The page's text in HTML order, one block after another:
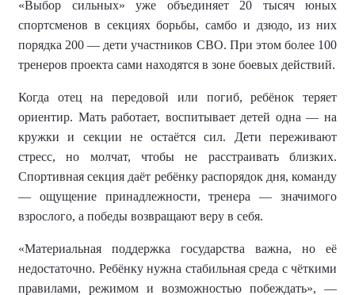
«Выбор сильных» уже объединяет 20 тысяч юных
спортсменов в секциях борьбы, самбо и дзюдо, из них
порядка 200 — дети участников СВО. При этом более 100
тренеров проекта сами находятся в зоне боевых действий.
Когда отец на передовой или погиб, ребёнок теряет
ориентир. Мать работает, воспитывает детей одна — на
кружки и секции не остаётся сил. Дети переживают
стресс, но молчат, чтобы не расстраивать близких.
Спортивная секция даёт ребёнку распорядок дня, команду
— ощущение принадлежности, тренера — значимого
взрослого, а победы возвращают веру в себя.
«Материальная поддержка государства важна, но её
недостаточно. Ребёнку нужна стабильная среда с чёткими
правилами, режимом и возможностью побеждать», —